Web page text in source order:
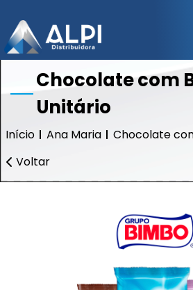
Chocolate com
Unitário
Início Ana Maria
Chocolate
Voltar